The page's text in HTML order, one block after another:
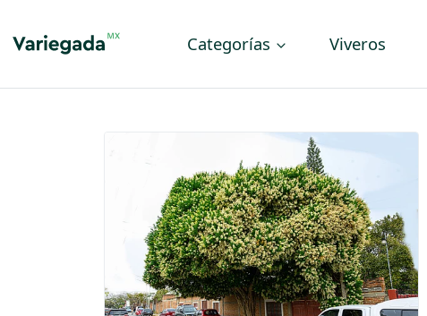
Categorías Viveros